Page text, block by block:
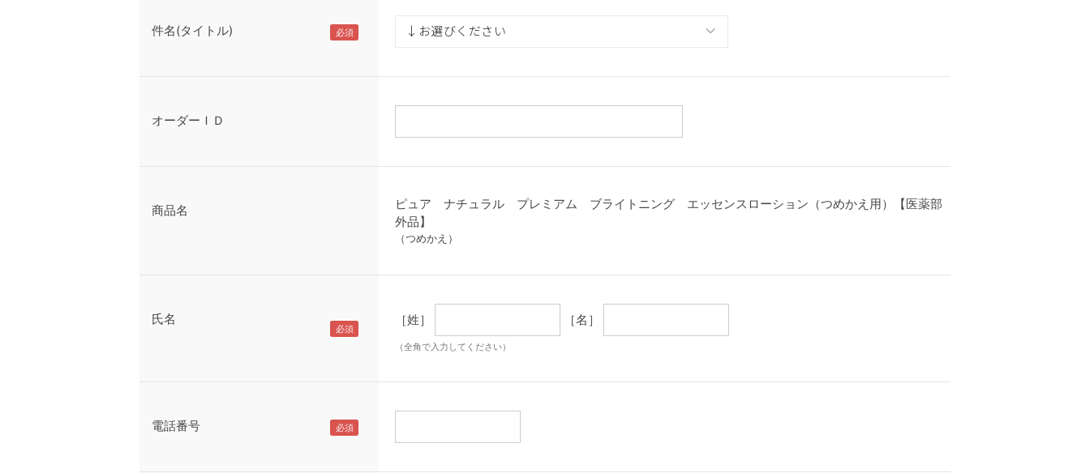
件名(タイトル)
オーダーＩＤ
商品名
ピュア ナチュラル プレミアム ブライトニング エッセンスローション（つめかえ用）【医薬部
外品】
（つめかえ）
氏名 ［姓］ ［名］
（全角で入力してください）
電話番号